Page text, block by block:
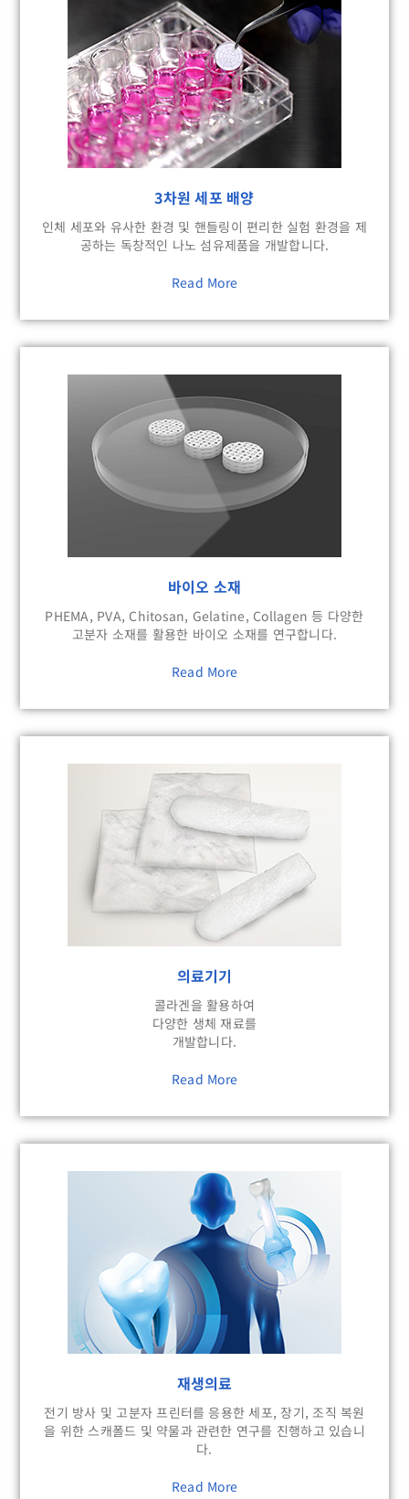
3차원 세포 배양
인체 세포와 유사한 환경 및 핸들링이 편리한 실험 환경을 제
공하는 독창적인 나노 섬유제품을 개발합니다.
Read More
바이오 소재
PHEMA, PVA, Chitosan, Gelatine, Collagen 등 다양한
고분자 소재를 활용한 바이오 소재를 연구합니다.
Read More
의료기기
콜라겐을 활용하여
다양한 생체 재료를
개발합니다.
Read More
재생의료
전기 방사 및 고분자 프린터를 응용한 세포, 장기, 조직 복원
을 위한 스캐폴드 및 약물과 관련한 연구를 진행하고 있습니
다.
Read More